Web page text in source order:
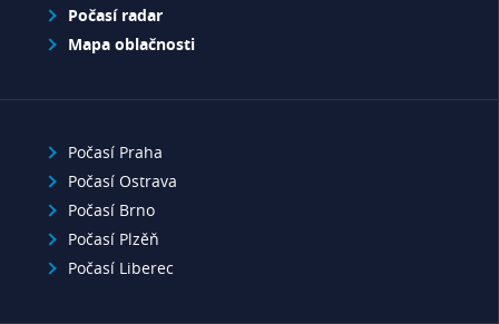
Počasí radar
Mapa oblačnosti
Počasí Praha
Počasí Ostrava
Počasí Brno
Počasí Plzěň
Počasí Liberec